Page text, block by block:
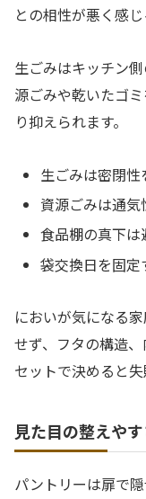
との相性が悪く感じ
生ごみはキッチン
源ごみや乾いたゴ
り抑えられます。
生ごみは密閉性
資源ごみは通気
食品棚の真下は
袋交換日を固定
においが気になる
せず、フタの構造
セットで決めると失
見た目の整えや
パントリーは扉で